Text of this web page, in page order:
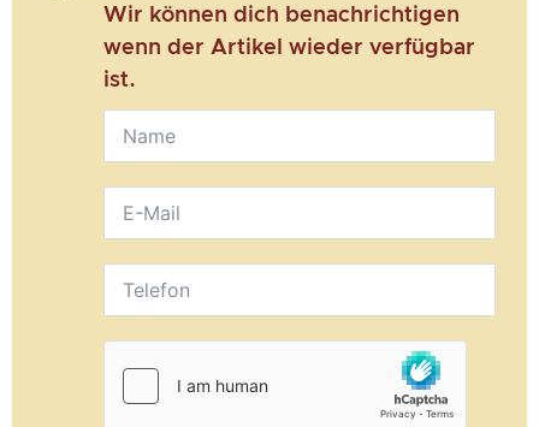
Wir können dich benachrichtigen
wenn der Artikel wieder verfügbar
ist.